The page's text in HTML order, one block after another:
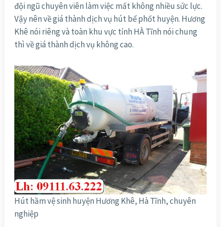
đội ngũ chuyên viên làm việc mất không nhiều sức lực.
Vậy nên về giá thành dịch vụ hút bể phốt huyện. Hương
Khê nói riêng và toàn khu vực tỉnh HÀ Tĩnh nói chung
thì về giá thành dịch vụ không cao.
Hút hầm vệ sinh huyện Hương Khê, Hà Tĩnh, chuyên
nghiệp